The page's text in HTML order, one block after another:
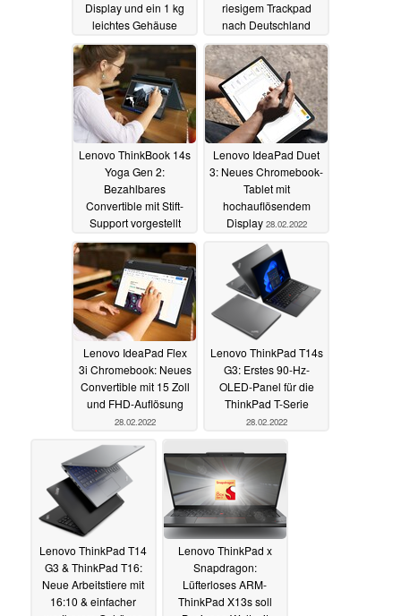
Display und ein 1 kg
leichtes Gehäuse
03.03.2022
riesigem Trackpad
nach Deutschland
28.02.2022
Lenovo ThinkBook 14s
Yoga Gen 2:
Bezahlbares
Convertible mit Stift-
Support vorgestellt
28.02.2022
Lenovo IdeaPad Duet
3: Neues Chromebook-
Tablet mit
hochauflösendem
Display 28.02.2022
Lenovo IdeaPad Flex
3i Chromebook: Neues
Convertible mit 15 Zoll
und FHD-Auflösung
28.02.2022
Lenovo ThinkPad T14s
G3: Erstes 90-Hz-
OLED-Panel für die
ThinkPad T-Serie
28.02.2022
Lenovo ThinkPad T14
G3 & ThinkPad T16:
Neue Arbeitstiere mit
16:10 & einfacher
Lenovo ThinkPad x
Snapdragon:
Lüfterloses ARM-
ThinkPad X13s soll